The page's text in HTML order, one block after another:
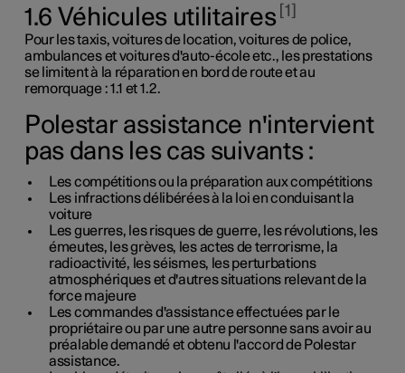
1.6 Véhicules utilitaires 1
Pour les taxis, voitures de location, voitures de police,
ambulances et voitures d'auto-écoleetc., les prestations
se limitent à la réparation en bord de route et au
remorquage :1.1 et1.2.
Polestar assistance n'intervient
pas dans les cas suivants :
Les compétitions ou la préparation aux compétitions
Les infractions délibérées à la loi en conduisant la
voiture
Les guerres, les risques de guerre, les révolutions, les
émeutes, les grèves, les actes de terrorisme, la
radioactivité, les séismes, les perturbations
atmosphériques et d'autres situations relevant de la
force majeure
Les commandes d'assistance effectuées par le
propriétaire ou par une autre personne sans avoir au
préalable demandé et obtenu l'accord de Polestar
assistance.